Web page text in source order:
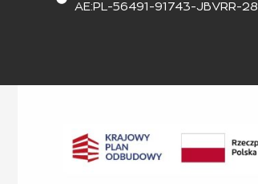
AE:PL-56491-91743-JBVRR-28